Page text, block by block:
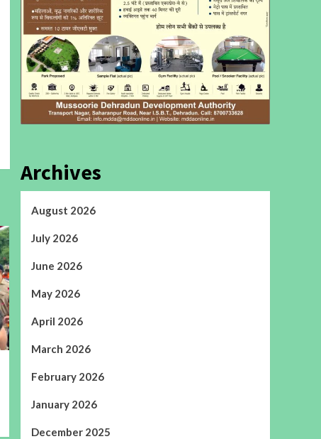
Archives
August 2026
July 2026
June 2026
May 2026
April 2026
March 2026
February 2026
January 2026
December 2025